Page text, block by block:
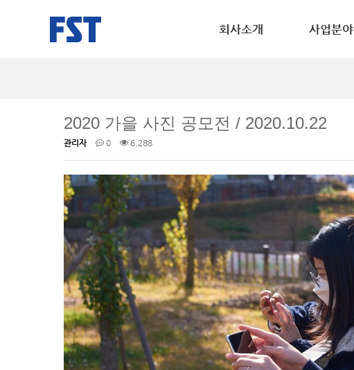
회사소개 사업분야
2020 가을 사진 공모전 / 2020.10.22
관리자 0 6,288